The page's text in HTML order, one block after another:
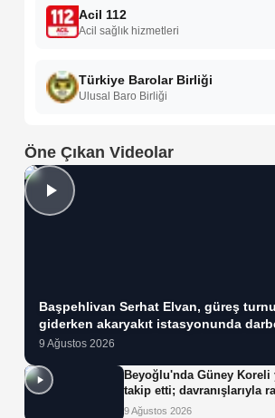
Acil 112
Acil sağlık hizmetleri
Türkiye Barolar Birliği
Ulusal Baro Birliği
Öne Çıkan Videolar
Başpehlivan Serhat Elvan, güreş
giderken akaryakıt istasyonunda
9 Ağustos 2026
Beyoğlu'nda Güney Koreli
takip etti; davranışlarıyla
9 Ağustos 2026